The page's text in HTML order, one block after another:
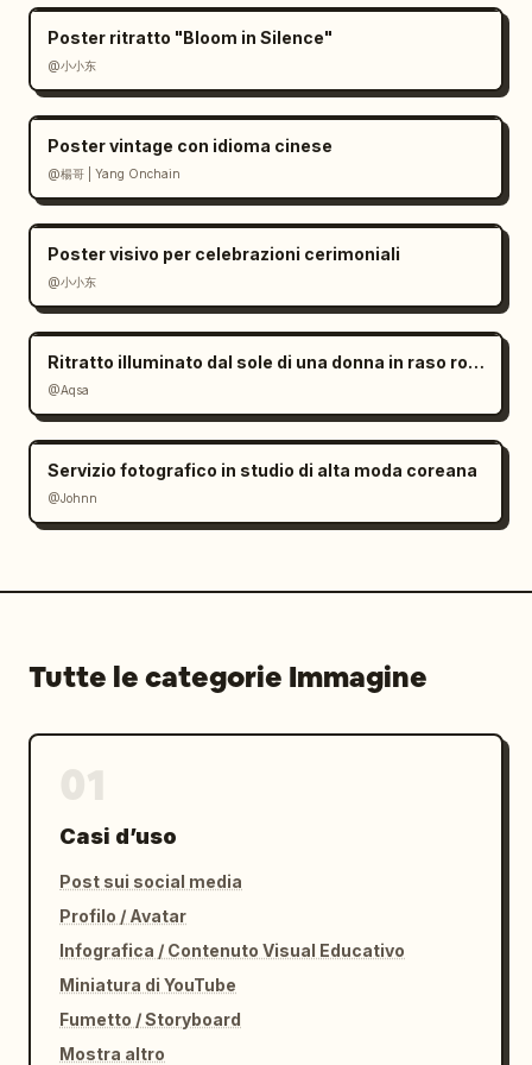
            "Compatibile con NISA",
            "Apri un conto gratuitamente >"
          ]
        }
      }
    ]
  }
}
Poster ritratto "Bloom in Silence"
@小小东
Poster vintage con idioma cinese
@楊哥 | Yang Onchain
Poster visivo per celebrazioni cerimoniali
@小小东
Ritratto illuminato dal sole di una donna in raso rosso
@Aqsa
Servizio fotografico in studio di alta moda coreana
@Johnn
Tutte le categorie Immagine
Casi d’uso
Post sui social media
Profilo / Avatar
Infografica / Contenuto Visual Educativo
Miniatura di YouTube
Fumetto / Storyboard
Mostra altro